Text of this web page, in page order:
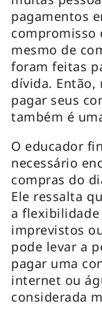
pagamentos
compromisso
mesmo de
foram feitas
dívida. Então,
pagar seus
também é
O educador
necessário
compras do
Ele ressalta
a
imprevistos
pode levar a
pagar uma
internet ou
considerada